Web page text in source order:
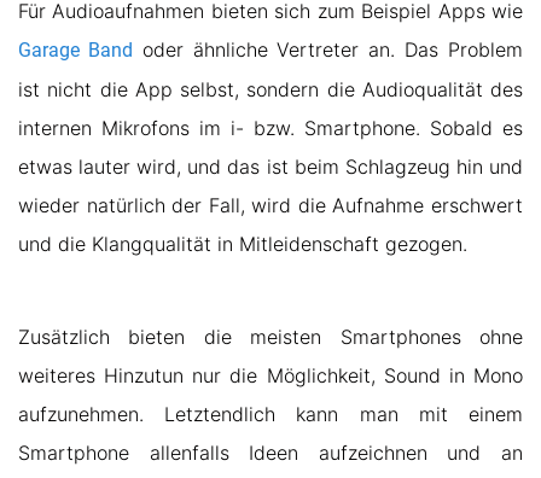
Für Audioaufnahmen bieten sich zum Beispiel Apps wie
Garage Band oder ähnliche Vertreter an. Das Problem
ist nicht die App selbst, sondern die Audioqualität des
internen Mikrofons im i- bzw. Smartphone. Sobald es
etwas lauter wird, und das ist beim Schlagzeug hin und
wieder natürlich der Fall, wird die Aufnahme erschwert
und die Klangqualität in Mitleidenschaft gezogen.
Zusätzlich bieten die meisten Smartphones ohne
weiteres Hinzutun nur die Möglichkeit, Sound in Mono
aufzunehmen. Letztendlich kann man mit einem
Smartphone allenfalls Ideen aufzeichnen und an